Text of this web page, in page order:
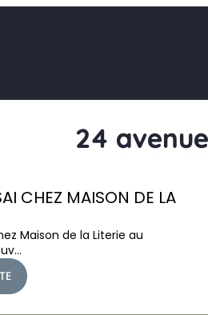
CHEZ MAISON DE LA
Maison de la Literie au